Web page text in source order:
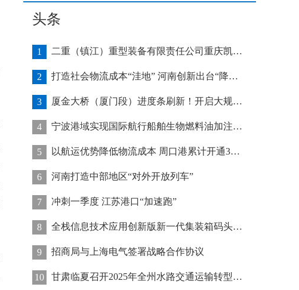
头条
1 二重（镇江）重型装备有限责任公司重庆凯瑞项目发运助力海上风电产业发展
2 打造社会物流成本“洼地” 河南创新出台“降本16条”
3 厦金大桥（厦门段）进度条刷新！开启大规模桥梁装配化施工新阶段
4 宁波港域实现国际航行船舶生物燃料油加注“零突破”
5 以航运优势降低物流成本 周口港累计开通32条集装箱航线
6 河南打造中部地区“对外开放列车”
7 冲刺一季度 江苏港口“加速跑”
8 全栈信息技术应用创新版新一代集装箱码头管控系统在天津港上线运行
9 招商局与上海电气签署战略合作协议
10 甘肃临夏召开2025年全州水路交通运输转型发展推进会